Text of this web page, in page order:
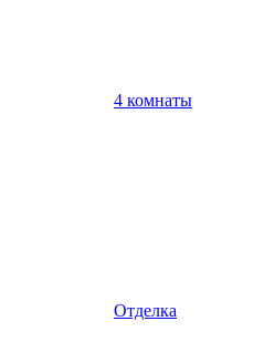
4 комнаты
Отделка